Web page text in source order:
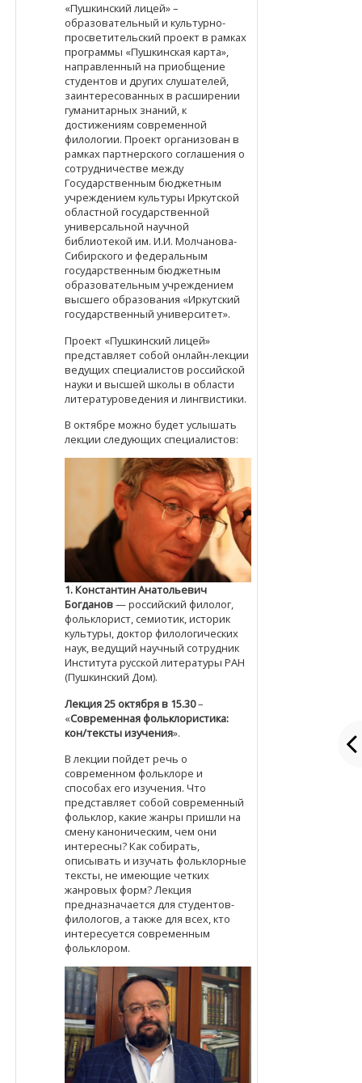
«Пушкинский лицей» –
образовательный и культурно-
просветительский проект в рамках
программы «Пушкинская карта»,
направленный на приобщение
студентов и других слушателей,
заинтересованных в расширении
гуманитарных знаний, к
достижениям современной
филологии. Проект организован в
рамках партнерского соглашения о
сотрудничестве между
Государственным бюджетным
учреждением культуры Иркутской
областной государственной
универсальной научной
библиотекой им. И.И. Молчанова-
Сибирского и федеральным
государственным бюджетным
образовательным учреждением
высшего образования «Иркутский
государственный университет».
Проект «Пушкинский лицей»
представляет собой онлайн-лекции
ведущих специалистов российской
науки и высшей школы в области
литературоведения и лингвистики.
В октябре можно будет услышать
лекции следующих специалистов:
1.Константин Анатольевич
Богданов— российский филолог,
фольклорист, семиотик, историк
культуры, доктор филологических
наук, ведущий научный сотрудник
Института русской литературы РАН
(Пушкинский Дом).
Лекция 25 октября в 15.30–
«Современная фольклористика:
кон/тексты изучения».
В лекции пойдет речь о
современном фольклоре и
способах его изучения. Что
представляет собой современный
фольклор, какие жанры пришли на
смену каноническим, чем они
интересны? Как собирать,
описывать и изучать фольклорные
тексты, не имеющие четких
жанровых форм? Лекция
предназначается для студентов-
филологов, а также для всех, кто
интересуется современным
фольклором.